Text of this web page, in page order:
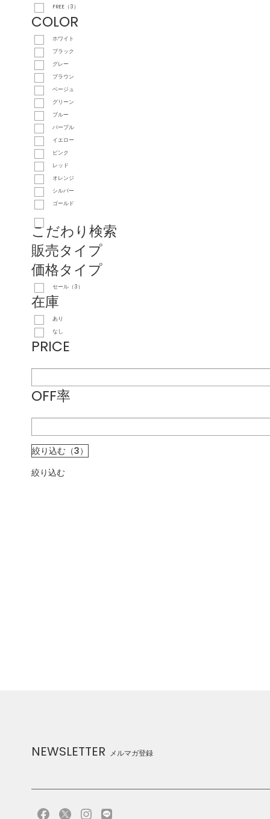
FREE（3）
COLOR
ホワイト
ブラック
グレー
ブラウン
ベージュ
グリーン
ブルー
パープル
イエロー
ピンク
レッド
オレンジ
シルバー
ゴールド
こだわり検索
販売タイプ
価格タイプ
セール（3）
在庫
あり
なし
PRICE
OFF率
絞り込む（3）
絞り込む
NEWSLETTER メルマガ登録